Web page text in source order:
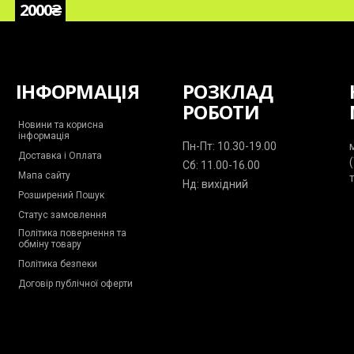
2000₴
ІНФОРМАЦІЯ
Новини та корисна
інформація
Доставка і Оплата
Мапа сайту
Розширений Пошук
Статус замовлення
Політика повернення та
обміну товару
Політика безпеки
Договір публічної оферти
РОЗКЛАД
РОБОТИ
Пн-Пт: 10.30-19.00
Сб: 11.00-16.00
Нд: вихідний